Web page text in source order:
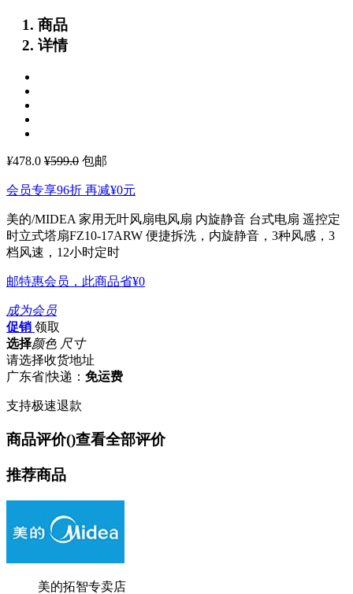
商品
详情
¥478.0 ¥599.0 包邮
会员专享96折 再减¥0元
美的/MIDEA 家用无叶风扇电风扇 内旋静音 台式电扇 遥控定
时立式塔扇FZ10-17ARW 便捷拆洗，内旋静音，3种风感，3
档风速，12小时定时
邮特惠会员，此商品省¥0
成为会员
促销 领取
选择颜色 尺寸
请选择收货地址
广东省|快递： 免运费
支持极速退款
商品评价()查看全部评价
推荐商品
美的拓智专卖店